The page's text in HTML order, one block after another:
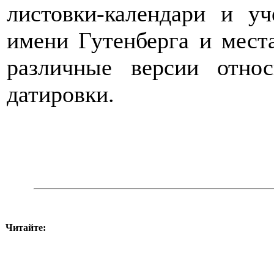
листовки-календари и
имени Гутенберга и
различные версии
датировки.
Читайте: